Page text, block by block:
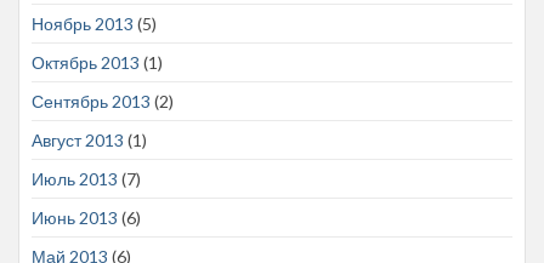
Ноябрь 2013 (5)
Октябрь 2013 (1)
Сентябрь 2013 (2)
Август 2013 (1)
Июль 2013 (7)
Июнь 2013 (6)
Май 2013 (6)